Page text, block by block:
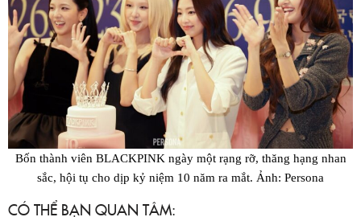
Bốn thành viên BLACKPINK ngày một rạng rỡ, thăng hạng nhan
sắc, hội tụ cho dịp kỷ niệm 10 năm ra mắt. Ảnh: Persona
CÓ THỂ BẠN QUAN TÂM: